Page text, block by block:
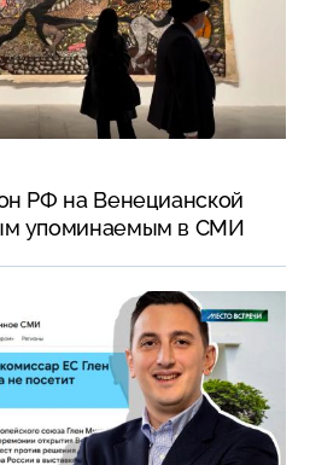
РФ на Венецианской
упоминаемым в СМИ